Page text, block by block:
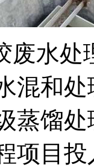
废水处
混和
蒸馏
项目